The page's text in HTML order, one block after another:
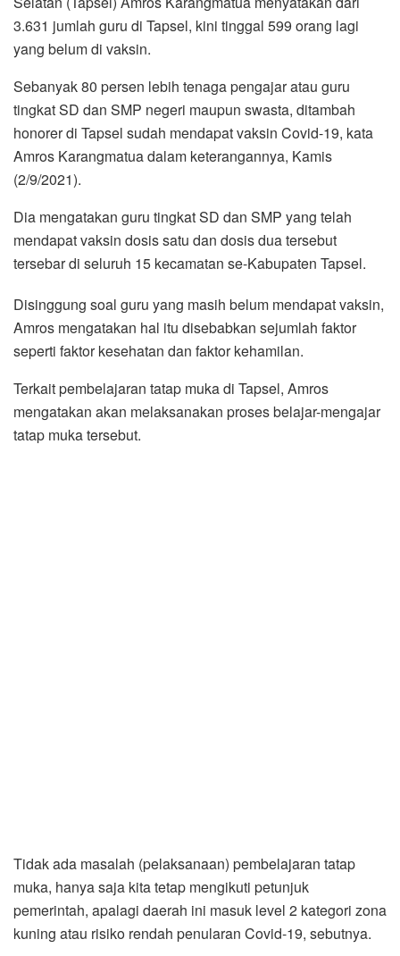
3.631 jumlah guru di Tapsel, kini tinggal 599 orang lagi
yang belum di vaksin.
Sebanyak 80 persen lebih tenaga pengajar atau guru
tingkat SD dan SMP negeri maupun swasta, ditambah
honorer di Tapsel sudah mendapat vaksin Covid-19, kata
Amros Karangmatua dalam keterangannya, Kamis
(2/9/2021).
Dia mengatakan guru tingkat SD dan SMP yang telah
mendapat vaksin dosis satu dan dosis dua tersebut
tersebar di seluruh 15 kecamatan se-Kabupaten Tapsel.
Disinggung soal guru yang masih belum mendapat vaksin,
Amros mengatakan hal itu disebabkan sejumlah faktor
seperti faktor kesehatan dan faktor kehamilan.
Terkait pembelajaran tatap muka di Tapsel, Amros
mengatakan akan melaksanakan proses belajar-mengajar
tatap muka tersebut.
Tidak ada masalah (pelaksanaan) pembelajaran tatap
muka, hanya saja kita tetap mengikuti petunjuk
pemerintah, apalagi daerah ini masuk level 2 kategori zona
kuning atau risiko rendah penularan Covid-19, sebutnya.